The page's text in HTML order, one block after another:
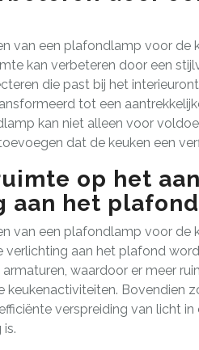
van een plafondlamp voor de
kan verbeteren door een
die past bij het
tot een
kan niet alleen voor
dat de keuken een
op het
aan het
van een plafondlamp voor de
verlichting aan het plafond
waardoor er meer
keukenactiviteiten. Bovendien
verspreiding van licht